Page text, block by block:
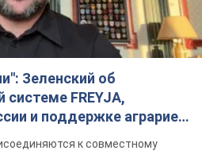
Зеленский об
системе FREYJA,
и поддержке аграриев.
к совместному